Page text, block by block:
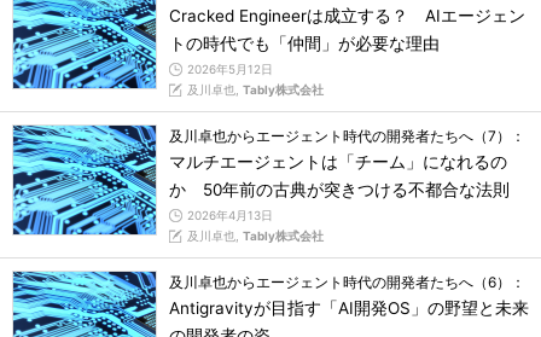
Cracked Engineerは成立する？ AIエージェン
トの時代でも「仲間」が必要な理由
2026年5月12日
及川卓也, Tably株式会社
及川卓也からエージェント時代の開発者たちへ（7）：
マルチエージェントは「チーム」になれるの
か 50年前の古典が突きつける不都合な法則
2026年4月13日
及川卓也, Tably株式会社
及川卓也からエージェント時代の開発者たちへ（6）：
Antigravityが目指す「AI開発OS」の野望と未来